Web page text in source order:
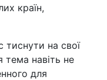
країн,
на свої
тема навіть не
для